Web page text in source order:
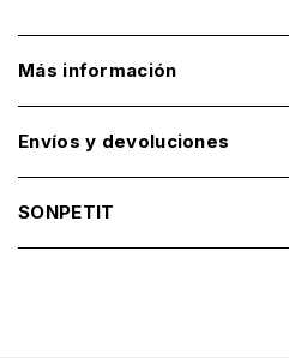
Más información
Envíos y devoluciones
SONPETIT